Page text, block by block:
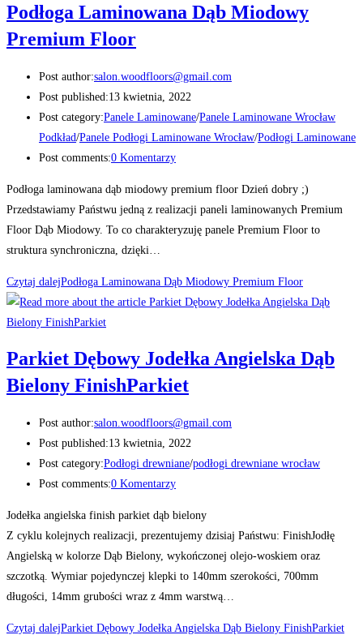
Podłoga Laminowana Dąb Miodowy
Premium Floor
Post author:salon.woodfloors@gmail.com
Post published:13 kwietnia, 2022
Post category:Panele Laminowane/Panele Laminowane Wrocław
Podkład/Panele Podłogi Laminowane Wrocław/Podłogi Laminowane
Post comments:0 Komentarzy
Podłoga laminowana dąb miodowy premium floor Dzień dobry ;)
Przedstawiamy Państwu jedną z realizacji paneli laminowanych Premium
Floor Dąb Miodowy. To co charakteryzuję panele Premium Floor to
struktura synchroniczna, dzięki…
Czytaj dalejPodłoga Laminowana Dąb Miodowy Premium Floor
Parkiet Dębowy Jodełka Angielska Dąb
Bielony FinishParkiet
Post author:salon.woodfloors@gmail.com
Post published:13 kwietnia, 2022
Post category:Podłogi drewniane/podłogi drewniane wrocław
Post comments:0 Komentarzy
Jodełka angielska finish parkiet dąb bielony
Z cyklu kolejnych realizacji, prezentujemy dzisiaj Państwu: FinishJodłę
Angielską w kolorze Dąb Bielony, wykończonej olejo-woskiem oraz
szczotką. Wymiar pojedynczej klepki to 140mm szerokości, 700mm
długości, 14mm grubości wraz z 4mm warstwą…
Czytaj dalejParkiet Dębowy Jodełka Angielska Dąb Bielony FinishParkiet